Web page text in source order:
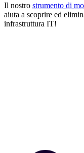
Il nostro strumento di
aiuta a scoprire ed
infrastruttura IT!